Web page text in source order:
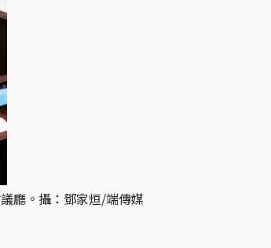
廳。攝：鄧家烜/端傳媒